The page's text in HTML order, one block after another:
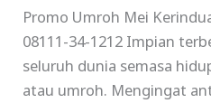
Promo Umroh Mei
08111-34-1212 Impian
seluruh dunia semasa
atau umroh. Mengingat